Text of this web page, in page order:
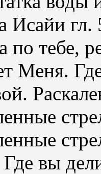
Исайи гл.
тебе,
Меня.
Где вы